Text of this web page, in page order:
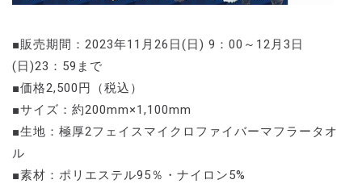
■販売期間：2023年11月26日(日) 9：00～12月3日
(日)23：59まで
■価格2,500円（税込）
■サイズ：約200mm×1,100mm
■生地：極厚2フェイスマイクロファイバーマフラータオ
ル
■素材：ポリエステル95％・ナイロン5%